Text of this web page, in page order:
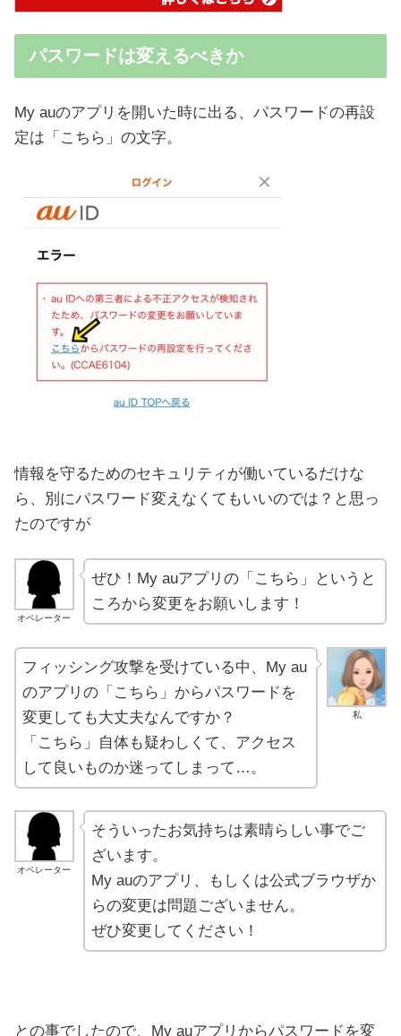
パスワードは変えるべきか
My auのアプリを開いた時に出る、パスワードの再設
定は「こちら」の文字。
情報を守るためのセキュリティが働いているだけな
ら、別にパスワード変えなくてもいいのでは？と思っ
たのですが
オペレーター
ぜひ！My auアプリの「こちら」というと
ころから変更をお願いします！
私
フィッシング攻撃を受けている中、My au
のアプリの「こちら」からパスワードを
変更しても大丈夫なんですか？
「こちら」自体も疑わしくて、アクセス
して良いものか迷ってしまって…。
オペレーター
そういったお気持ちは素晴らしい事でご
ざいます。
My auのアプリ、もしくは公式ブラウザか
らの変更は問題ございません。
ぜひ変更してください！
との事でしたので、My auアプリからパスワードを変